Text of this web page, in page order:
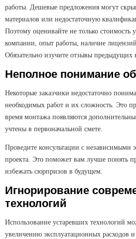
работы. Дешевые предложения могут
материалов или недостаточную
Поэтому оценивайте не только стоимость
компании, опыт работы, наличие
Обязательно изучите отзывы предыдущих
Неполное понимание
Некоторые заказчики недостаточно
необходимых работ и их сложность. Это
время монтажа появляются
учтены в первоначальной смете.
Проведите консультации с независимыми
проекта. Это поможет вам лучше понять
избежать сюрпризов в будущем.
Игнорирование
технологий
Использование устаревших технологий
увеличению эксплуатационных расходов